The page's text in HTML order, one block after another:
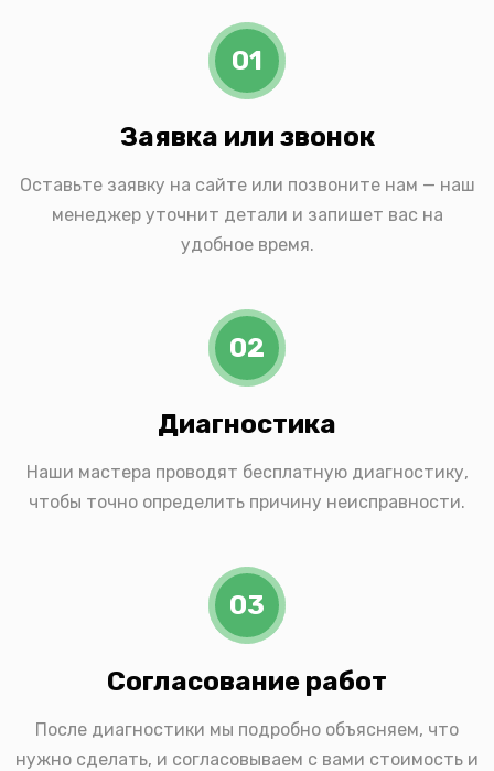
01
Заявка или звонок
Оставьте заявку на сайте или позвоните нам — наш
менеджер уточнит детали и запишет вас на
удобное время.
02
Диагностика
Наши мастера проводят бесплатную диагностику,
чтобы точно определить причину неисправности.
03
Согласование работ
После диагностики мы подробно объясняем, что
нужно сделать, и согласовываем с вами стоимость и